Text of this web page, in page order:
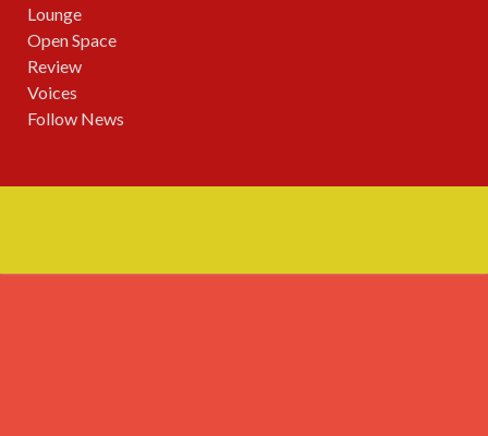
Lounge
Open Space
Review
Voices
Follow News